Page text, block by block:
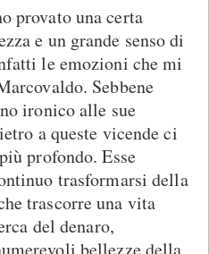
provato una certa
e un grande senso di
le emozioni che mi
Sebbene
ironico alle sue
a queste vicende ci
profondo. Esse
trasformarsi della
trascorre una vita
del denaro,
bellezze della